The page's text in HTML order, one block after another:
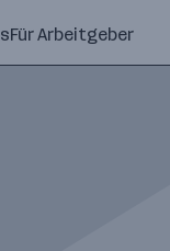
Für Arbeitgeber